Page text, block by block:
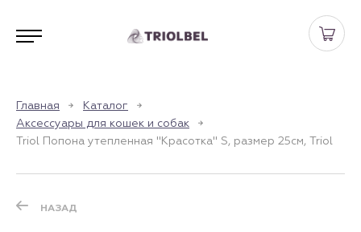
Главная
Каталог
Аксессуары для кошек и собак
Triol Попона утепленная "Красотка" S, размер 25см, Triol
НАЗАД